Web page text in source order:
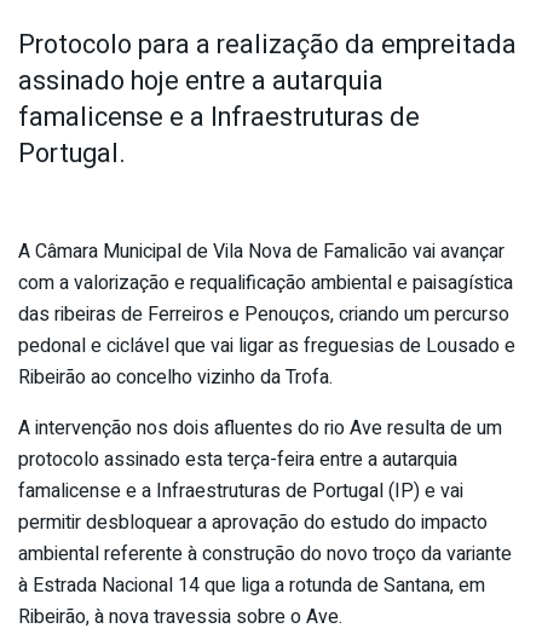
Protocolo para a realização da empreitada
assinado hoje entre a autarquia
famalicense e a Infraestruturas de
Portugal.
A Câmara Municipal de Vila Nova de Famalicão vai avançar
com a valorização e requalificação ambiental e paisagística
das ribeiras de Ferreiros e Penouços, criando um percurso
pedonal e ciclável que vai ligar as freguesias de Lousado e
Ribeirão ao concelho vizinho da Trofa.
A intervenção nos dois afluentes do rio Ave resulta de um
protocolo assinado esta terça-feira entre a autarquia
famalicense e a Infraestruturas de Portugal (IP) e vai
permitir desbloquear a aprovação do estudo do impacto
ambiental referente à construção do novo troço da variante
à Estrada Nacional 14 que liga a rotunda de Santana, em
Ribeirão, à nova travessia sobre o Ave.